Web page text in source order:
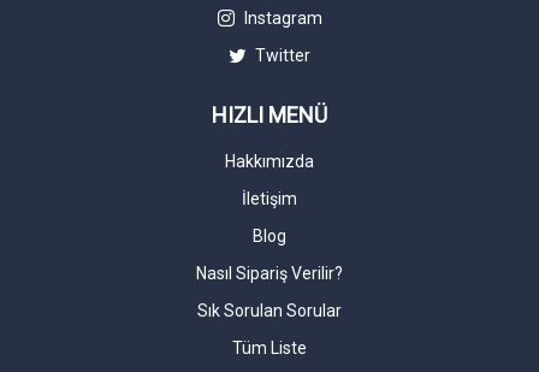
Instagram
Twitter
HIZLI MENÜ
Hakkımızda
İletişim
Blog
Nasıl Sipariş Verilir?
Sık Sorulan Sorular
Tüm Liste